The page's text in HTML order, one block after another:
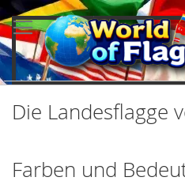
Direkt
zum
Inhalt
Die Landesflagge
Farben und